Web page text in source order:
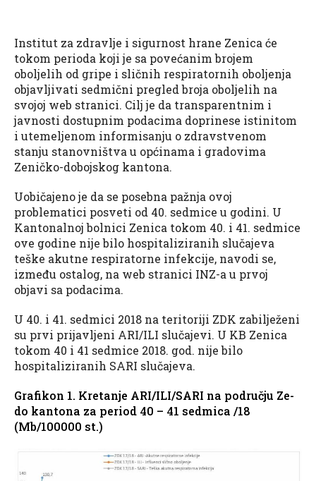
Institut za zdravlje i sigurnost hrane Zenica će
tokom perioda koji je sa povećanim brojem
oboljelih od gripe i sličnih respiratornih oboljenja
objavljivati sedmični pregled broja oboljelih na
svojoj web stranici. Cilj je da transparentnim i
javnosti dostupnim podacima doprinese istinitom
i utemeljenom informisanju o zdravstvenom
stanju stanovništva u općinama i gradovima
Zeničko-dobojskog kantona.
Uobičajeno je da se posebna pažnja ovoj
problematici posveti od 40. sedmice u godini. U
Kantonalnoj bolnici Zenica tokom 40. i 41. sedmice
ove godine nije bilo hospitaliziranih slučajeva
teške akutne respiratorne infekcije, navodi se,
između ostalog, na web stranici INZ-a u prvoj
objavi sa podacima.
U 40. i 41. sedmici 2018 na teritoriji ZDK zabilježeni
su prvi prijavljeni ARI/ILI slučajevi. U KB Zenica
tokom 40 i 41 sedmice 2018. god. nije bilo
hospitaliziranih SARI slučajeva.
Grafikon 1. Kretanje ARI/ILI/SARI na području Ze-
do kantona za period 40 – 41 sedmica /18
(Mb/100000 st.)